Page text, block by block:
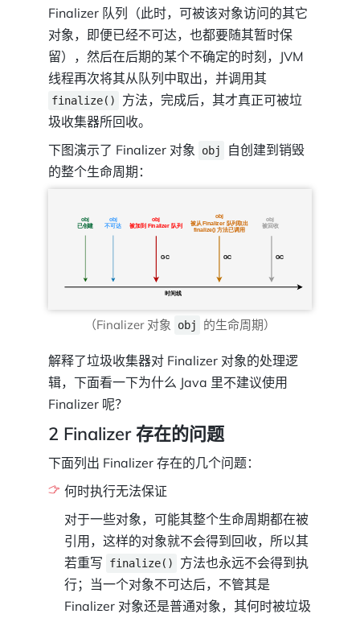
Finalizer 队列（此时，可被该对象访问的其它
对象，即便已经不可达，也都要随其暂时保
留），然后在后期的某个不确定的时刻，JVM
线程再次将其从队列中取出，并调用其
finalize()
方法，完成后，其才真正可被垃
圾收集器所回收。
下图演示了 Finalizer 对象
obj
自创建到销毁
的整个生命周期：
（Finalizer 对象 obj 的生命周期）
解释了垃圾收集器对 Finalizer 对象的处理逻
辑，下面看一下为什么 Java 里不建议使用
Finalizer 呢？
2 Finalizer 存在的问题
下面列出 Finalizer 存在的几个问题：
何时执行无法保证
对于一些对象，可能其整个生命周期都在被
引用，这样的对象就不会得到回收，所以其
若重写
finalize()
方法也永远不会得到执
行；当一个对象不可达后，不管其是
Finalizer 对象还是普通对象，其何时被垃圾